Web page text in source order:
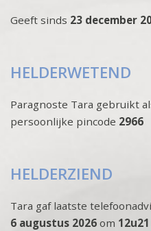
Geeft sinds 23 december
HELDERWETEND
Paragnoste Tara gebruikt
persoonlijke pincode 2966
HELDERZIEND
Tara gaf laatste
6 augustus 2026 om 12u21